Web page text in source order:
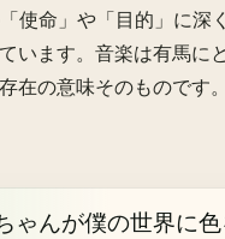
使命」や「目的」に深
います。音楽は有馬に
在の意味そのものです。
ゃんが僕の世界に